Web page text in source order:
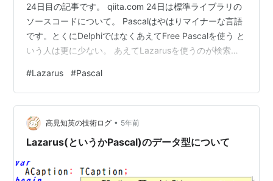
24日目の記事です。 qiita.com 24日は標準ライブラリの
ソースコードについて。 Pascalはやはりマイナーな言語
です。とくにDelphiではなくあえてFree Pascalを使う と
いう人は更に少ない。 あえてLazarusを使うのが検索に
も引っかからない)というくらいとにかく情報が少ない。
そんな中なのでとりあえず動作しているということが確
約されているという標準ライブラリのソースコードは非
常に貴重な情報源です。 ググって見つかる情報もあるけ
れど・・・ もちろん…
#Lazarus #Pascal
高見知英の技術ログ • 5年前
Lazarus(というかPascal)のデータ型について